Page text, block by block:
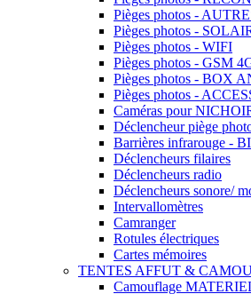
Pièges photos -
Pièges photos -
Pièges photos - WIFI
Pièges photos - GSM
Pièges photos - BOX
Pièges photos -
Caméras pour
Déclencheur piège
Barrières infrarouge -
Déclencheurs filaires
Déclencheurs radio
Déclencheurs sonore/
Intervallomètres
Camranger
Rotules électriques
Cartes mémoires
TENTES AFFUT &
Camouflage